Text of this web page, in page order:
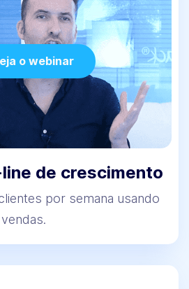
o webinar
de crescimento
por semana usando